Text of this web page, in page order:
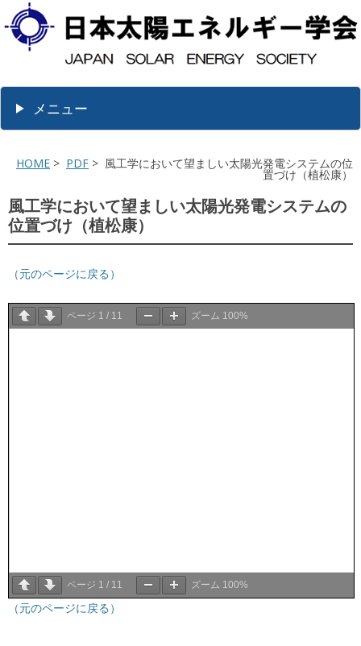
メニュー
HOME > PDF > 風工学において望ましい太陽光発電システムの位
置づけ（植松康）
風工学において望ましい太陽光発電システムの
位置づけ（植松康）
（元のページに戻る）
ページ 1 / 11 ズーム 100%
ページ 1 / 11 ズーム 100%
（元のページに戻る）